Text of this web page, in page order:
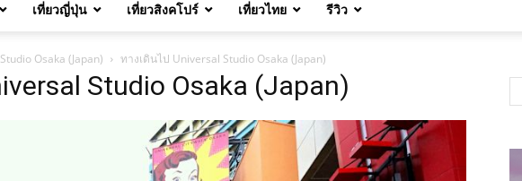
เที่ยวญี่ปุ่น เที่ยวสิงคโปร์ เที่ยวไทย รีวิว
Osaka (Japan) ทางเดินไป Universal Studio Osaka (Japan)
Studio Osaka (Japan)